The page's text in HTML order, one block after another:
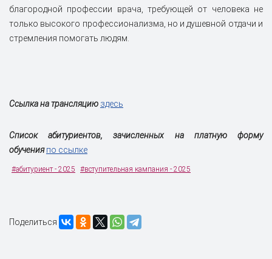
благородной профессии врача, требующей от человека не
только высокого профессионализма, но и душевной отдачи и
стремления помогать людям.
Ссылка на трансляцию здесь
Список абитуриентов, зачисленных на платную форму
обучения по ссылке
#абитуриент - 2025 #вступительная кампания - 2025
Поделиться